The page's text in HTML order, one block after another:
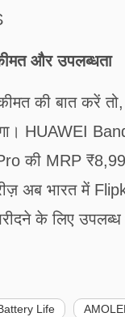
और उपलब्धता
की बात करें
HUAWEI
की MRP
अब भारत में
के लिए
Life